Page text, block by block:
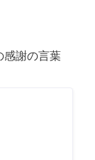
感謝の言葉